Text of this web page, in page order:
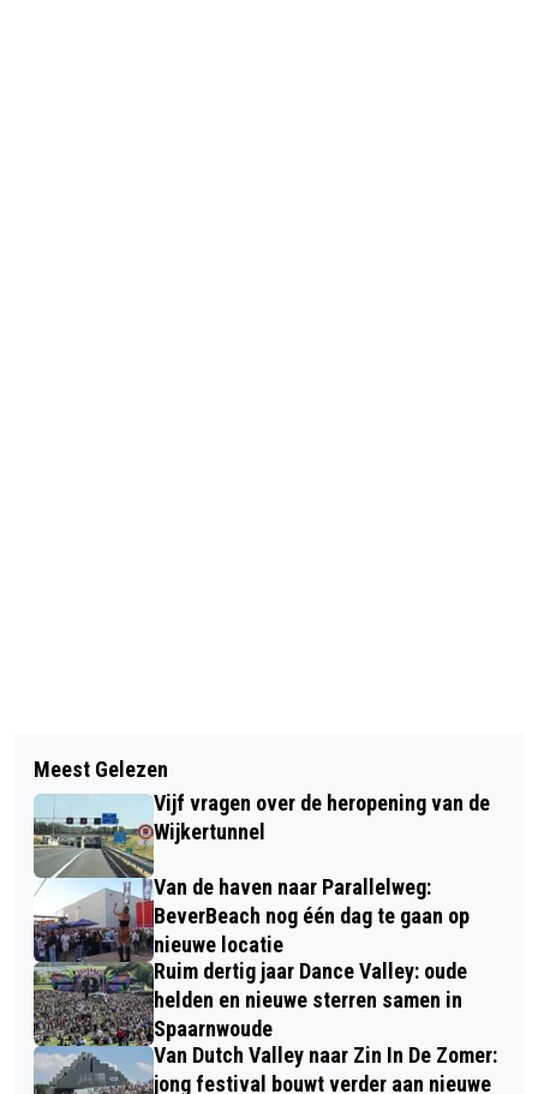
STICHTING SOS DOLFIJN: WAAR IS DE
IN NOORDZEEKANAAL GESPOTTE
DOLFIJN GEBLEVEN?
COUNSELLOR: DE “HIPPE” 1+1= 3-
COACH?
Meest Gelezen
Vijf vragen over de heropening van de
Wijkertunnel
Van de haven naar Parallelweg:
BeverBeach nog één dag te gaan op
nieuwe locatie
Ruim dertig jaar Dance Valley: oude
helden en nieuwe sterren samen in
Spaarnwoude
Van Dutch Valley naar Zin In De Zomer:
jong festival bouwt verder aan nieuwe